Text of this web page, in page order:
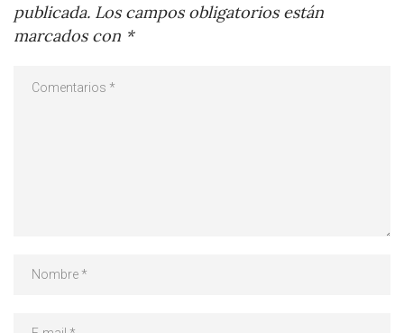
publicada. Los campos obligatorios están
marcados con *